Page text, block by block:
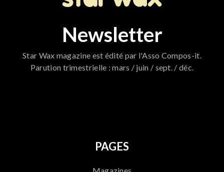
Newsletter
Star Wax magazine est édité par l'Asso Compos-it.
Parution trimestrielle : mars / juin / sept. / déc.
PAGES